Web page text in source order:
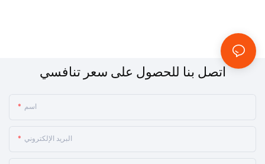
اتصل بنا للحصول على سعر تنافسي
اسم
البريد الإلكتروني